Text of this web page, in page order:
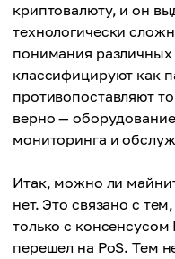
криптовалюту, и он
технологически
понимания различных
классифицируют как
противопоставляют
верно —
мониторинга и
Итак, можно ли
нет. Это связано с
только с консенсусом
перешел на PoS. Тем